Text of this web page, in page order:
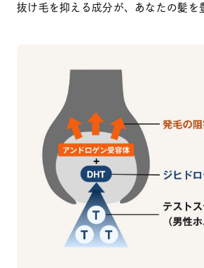
抜け毛を抑える成分が、あなたの髪を